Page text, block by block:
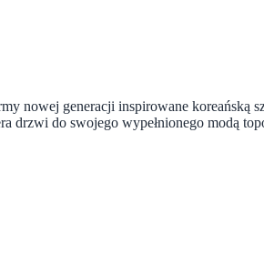
nowej generacji inspirowane koreańską
drzwi do swojego wypełnionego modą